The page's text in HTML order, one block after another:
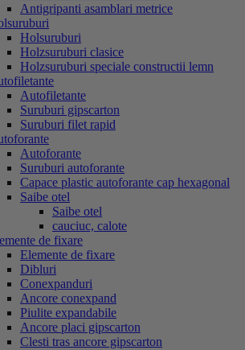
Antigripanti asamblari metrice
Holsuruburi
Holzsuruburi clasice
Holzsuruburi speciale constructii lemn
Autofiletante
Suruburi gipscarton
Suruburi filet rapid
Autoforante
Suruburi autoforante
Capace plastic autoforante cap hexagonal
Saibe otel
Saibe otel
cauciuc, calote
de fixare
Elemente de fixare
Dibluri
Conexpanduri
Ancore conexpand
Piulite expandabile
Ancore placi gipscarton
Clesti tras ancore gipscarton